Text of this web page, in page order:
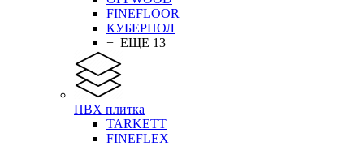
FINEFLOOR
КУБЕРПОЛ
+ ЕЩЕ 13
ПВХ плитка
TARKETT
FINEFLEX